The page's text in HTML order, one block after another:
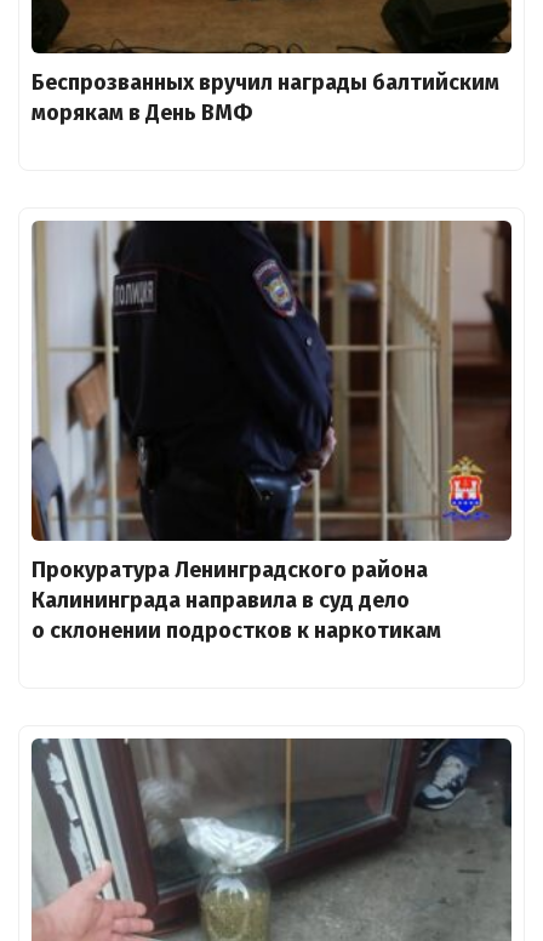
Беспрозванных вручил награды балтийским
морякам в День ВМФ
Прокуратура Ленинградского района
Калининграда направила в суд дело
о склонении подростков к наркотикам